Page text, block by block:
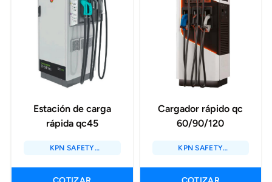
Estación de carga
rápida qc45
KPN SAFETY
ENERGY SOLUTIONS
Cargador rápido qc
60/90/120
KPN SAFETY
ENERGY SOLUTIONS